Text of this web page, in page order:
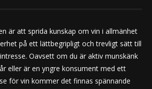
är att sprida kunskap om vin i allmänhet
på ett lättbegripligt och trevligt sätt till
Oavsett om du är aktiv munskänk
eller är en yngre konsument med ett
för vin kommer det finnas spännande